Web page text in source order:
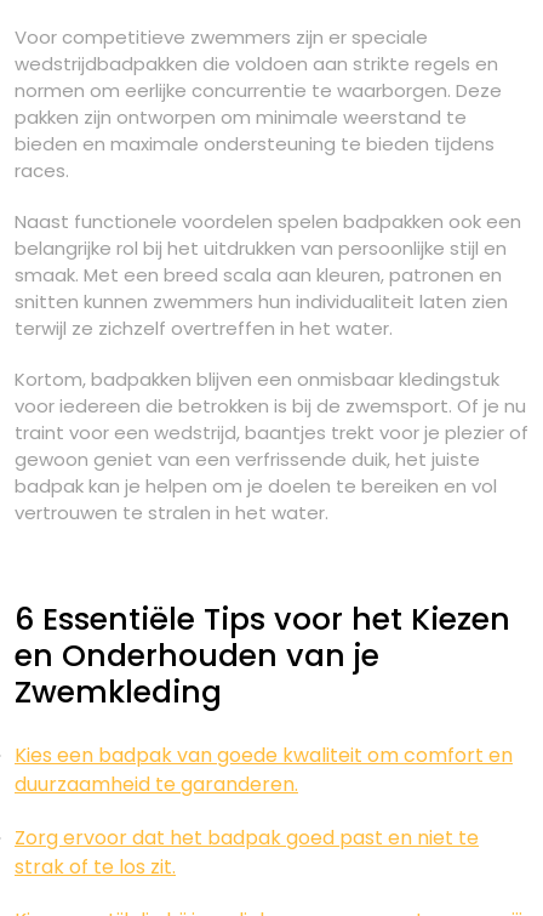
Voor competitieve zwemmers zijn er speciale
wedstrijdbadpakken die voldoen aan strikte regels en
normen om eerlijke concurrentie te waarborgen. Deze
pakken zijn ontworpen om minimale weerstand te
bieden en maximale ondersteuning te bieden tijdens
races.
Naast functionele voordelen spelen badpakken ook een
belangrijke rol bij het uitdrukken van persoonlijke stijl en
smaak. Met een breed scala aan kleuren, patronen en
snitten kunnen zwemmers hun individualiteit laten zien
terwijl ze zichzelf overtreffen in het water.
Kortom, badpakken blijven een onmisbaar kledingstuk
voor iedereen die betrokken is bij de zwemsport. Of je nu
traint voor een wedstrijd, baantjes trekt voor je plezier of
gewoon geniet van een verfrissende duik, het juiste
badpak kan je helpen om je doelen te bereiken en vol
vertrouwen te stralen in het water.
6 Essentiële Tips voor het Kiezen
en Onderhouden van je
Zwemkleding
Kies een badpak van goede kwaliteit om comfort en
duurzaamheid te garanderen.
Zorg ervoor dat het badpak goed past en niet te
strak of te los zit.